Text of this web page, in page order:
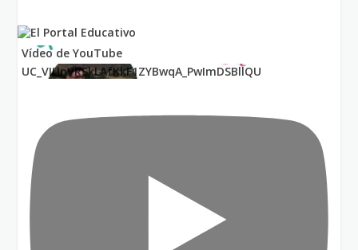
Vídeo de YouTube
UC_VIUnVRSkLAfKkF1ZYBwqA_PwImDSBllQU